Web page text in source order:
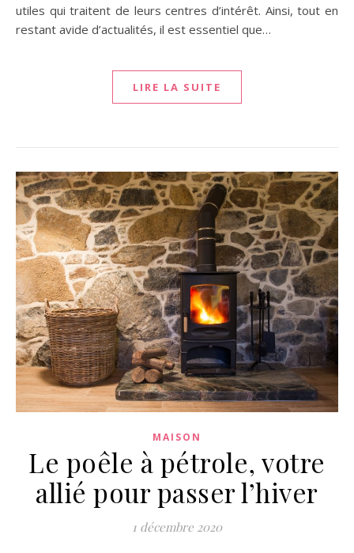
utiles qui traitent de leurs centres d’intérêt. Ainsi, tout en
restant avide d’actualités, il est essentiel que…
LIRE LA SUITE
MAISON
Le poêle à pétrole, votre
allié pour passer l’hiver
1 décembre 2020